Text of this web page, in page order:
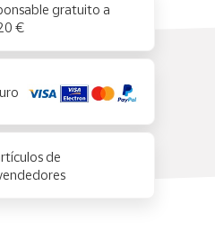
gratuito a
€
de